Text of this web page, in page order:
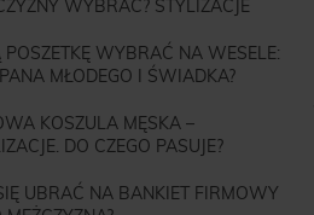
WYBRAĆ? STYLIZACJE
POSZETKĘ WYBRAĆ NA WESELE:
MŁODEGO I ŚWIADKA?
KOSZULA MĘSKA –
DO CZEGO PASUJE?
UBRAĆ NA BANKIET FIRMOWY